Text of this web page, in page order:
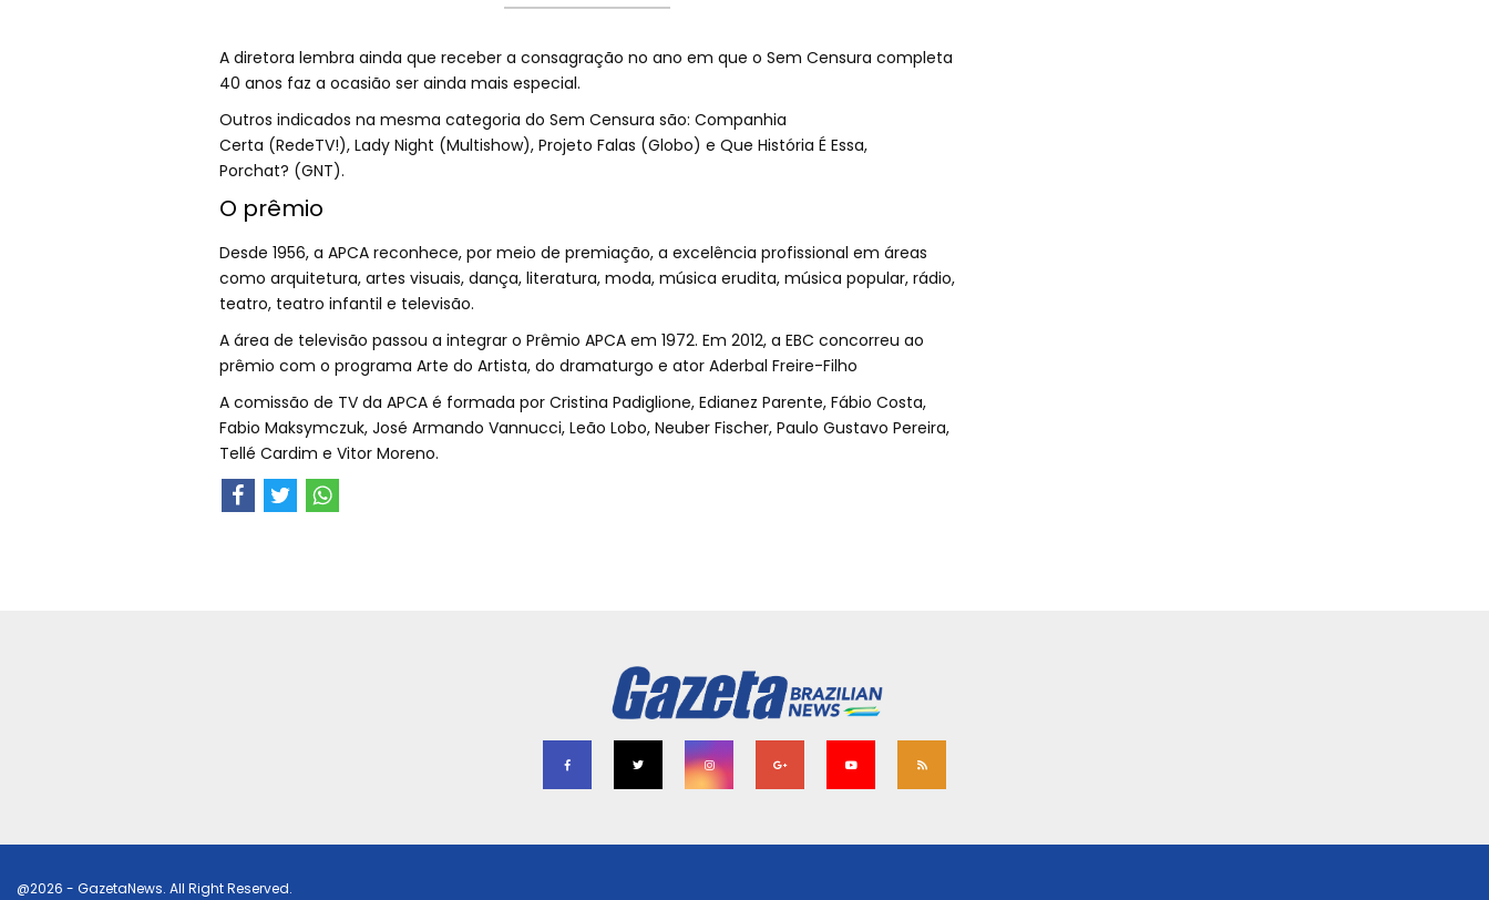
A diretora lembra ainda que receber a consagração no ano em que o Sem Censura completa
40 anos faz a ocasião ser ainda mais especial.
Outros indicados na mesma categoria do Sem Censura são: Companhia
Certa (RedeTV!), Lady Night (Multishow), Projeto Falas (Globo) e Que História É Essa,
Porchat? (GNT).
O prêmio
Desde 1956, a APCA reconhece, por meio de premiação, a excelência profissional em áreas
como arquitetura, artes visuais, dança, literatura, moda, música erudita, música popular, rádio,
teatro, teatro infantil e televisão.
A área de televisão passou a integrar o Prêmio APCA em 1972. Em 2012, a EBC concorreu ao
prêmio com o programa Arte do Artista, do dramaturgo e ator Aderbal Freire-Filho
A comissão de TV da APCA é formada por Cristina Padiglione, Edianez Parente, Fábio Costa,
Fabio Maksymczuk, José Armando Vannucci, Leão Lobo, Neuber Fischer, Paulo Gustavo Pereira,
Tellé Cardim e Vitor Moreno.
@2026 - GazetaNews. All Right Reserved.